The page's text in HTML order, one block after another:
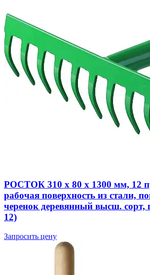
РОСТОК 310 x 80 x 1300 мм, 12
рабочая поверхность из стали,
черенок деревянный высш. сорт,
12)
Запросить цену